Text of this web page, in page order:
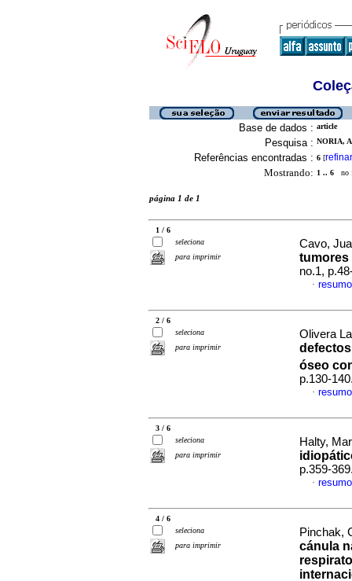
Base de dados : article
Pesquisa : NORIA,
Referências encontradas : 6 [refinar
Mostrando: 1 .. 6 no
página 1 de 1
1 / 6
seleciona
para imprimir
Cavo,
tumores
no.1,
·
2 / 6
seleciona
para imprimir
Olivera
óseo
p.130-
·
3 / 6
seleciona
para imprimir
Halty,
p.359-
·
4 / 6
seleciona
para imprimir
Pinchak,
cánula